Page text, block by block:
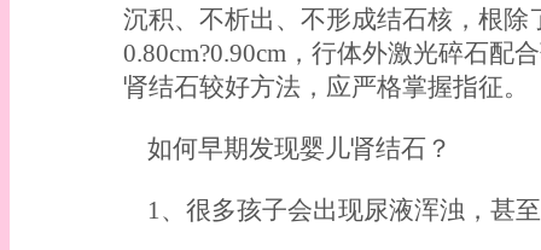
沉积、不析出、不形成结石核，根
0.80cm?0.90cm，行体外激光碎石配
肾结石较好方法，应严格掌握指征。
如何早期发现婴儿肾结石？
1、很多孩子会出现尿液浑浊，甚